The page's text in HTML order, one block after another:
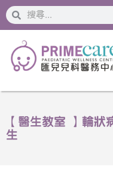
搜
索
搜
索
【醫生教室 】輪
生